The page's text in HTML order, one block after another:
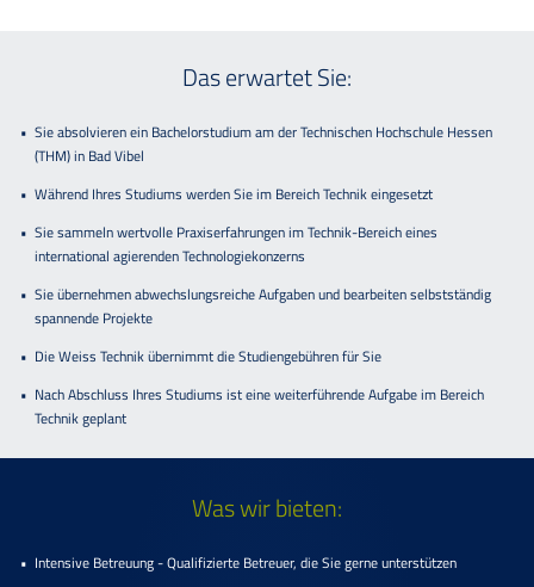
Das erwartet Sie:
Sie absolvieren ein Bachelorstudium am der Technischen Hochschule Hessen
(THM) in Bad Vibel
Während Ihres Studiums werden Sie im Bereich Technik eingesetzt
Sie sammeln wertvolle Praxiserfahrungen im Technik-Bereich eines
international agierenden Technologiekonzerns
Sie übernehmen abwechslungsreiche Aufgaben und bearbeiten selbstständig
spannende Projekte
Die Weiss Technik übernimmt die Studiengebühren für Sie
Nach Abschluss Ihres Studiums ist eine weiterführende Aufgabe im Bereich
Technik geplant
Was wir bieten:
Intensive Betreuung - Qualifizierte Betreuer, die Sie gerne unterstützen